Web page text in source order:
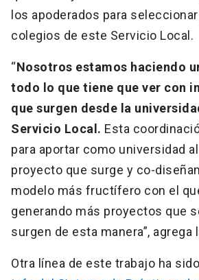
los apoderados para
colegios de este Servicio Local.
“Nosotros estamos haciendo
todo lo que tiene que ver con
que surgen desde la
Servicio Local. Esta
para aportar como universidad al
proyecto que surge y co-
modelo más fructífero con el
generando más proyectos que
surgen de esta manera”, agrega
Otra línea de este trabajo ha